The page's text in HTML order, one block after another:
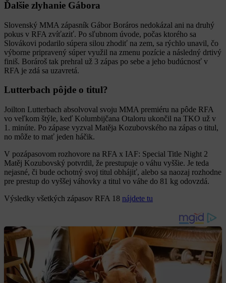
Ďalšie zlyhanie Gábora
Slovenský MMA zápasník Gábor Boráros nedokázal ani na druhý
pokus v RFA zvíťaziť. Po sľubnom úvode, počas ktorého sa
Slovákovi podarilo súpera silou zhodiť na zem, sa rýchlo unavil, čo
výborne pripravený súper využil na zmenu pozície a následný drtivý
finiš. Borároš tak prehral už 3 zápas po sebe a jeho budúcnosť v
RFA je zdá sa uzavretá.
Lutterbach pôjde o titul?
Joilton Lutterbach absolvoval svoju MMA premiéru na pôde RFA
vo veľkom štýle, keď Kolumbijčana Otaloru ukončil na TKO už v
1. minúte. Po zápase vyzval Matěja Kozubovského na zápas o titul,
no môže to mať jeden háčik.
V pozápasovom rozhovore na RFA x IAF: Special Title Night 2
Matěj Kozubovský potvrdil, že prestupuje o váhu vyššie. Je teda
nejasné, či bude ochotný svoj titul obhájiť, alebo sa naozaj rozhodne
pre prestup do vyššej váhovky a titul vo váhe do 81 kg odovzdá.
Výsledky všetkých zápasov RFA 18 nájdete tu